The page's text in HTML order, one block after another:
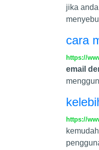
jika
cara
https://
email
https://